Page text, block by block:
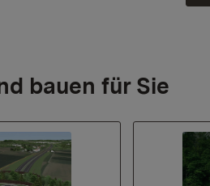
bauen für Sie